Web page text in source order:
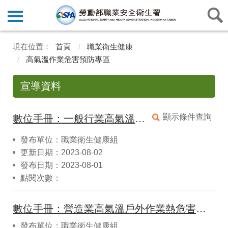
首頁
職業衛生健康
高氣溫作業危害預防專區
宣導資料
顯示條件查詢
數位手冊：一般行業高氣溫戶外作業熱危害預防手冊
發布單位：職業衛生健康組
更新日期：2023-08-02
發布日期：2023-08-01
點閱次數：
數位手冊：營造業高氣溫戶外作業熱危害預防手冊
發布單位：職業衛生健康組